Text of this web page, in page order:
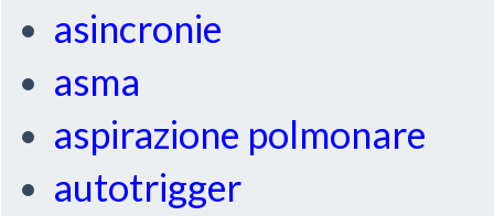
asincronie
asma
aspirazione polmonare
autotrigger